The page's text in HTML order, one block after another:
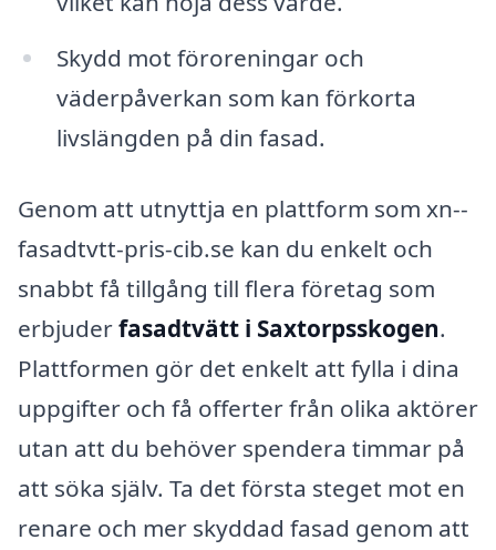
Skydd mot föroreningar och
väderpåverkan som kan förkorta
livslängden på din fasad.
Genom att utnyttja en plattform som xn--
fasadtvtt-pris-cib.se kan du enkelt och
snabbt få tillgång till flera företag som
erbjuderfasadtvätt i Saxtorpsskogen.
Plattformen gör det enkelt att fylla i dina
uppgifter och få offerter från olika aktörer
utan att du behöver spendera timmar på
att söka själv. Ta det första steget mot en
renare och mer skyddad fasad genom att